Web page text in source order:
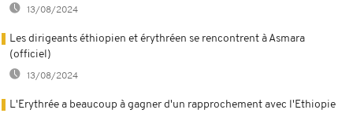
13/08/2024
Les dirigeants éthiopien et érythréen se rencontrent à Asmara
(officiel)
13/08/2024
L'Erythrée a beaucoup à gagner d'un rapprochement avec l'Ethiopie